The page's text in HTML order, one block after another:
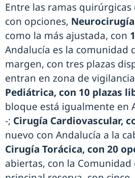
Entre las ramas
con opciones, Neurocirugía
como la más ajustada, con
Andalucía es la comunidad
margen, con tres plazas
entran en zona de vigilancia
Pediátrica, con 10 plazas
bloque está igualmente en
-; Cirugía Cardiovascular,
nuevo con Andalucía a la
Cirugía Torácica, con 20
abiertas, con la